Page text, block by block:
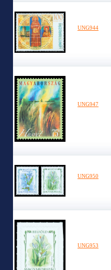
UNG944
UNG947
UNG950
UNG953